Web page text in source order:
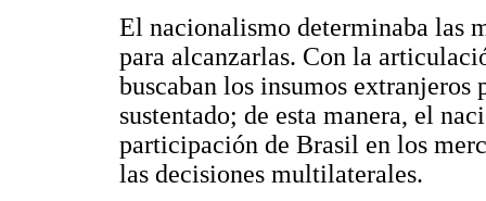
El nacionalismo determinaba las
para alcanzarlas. Con la
buscaban los insumos
sustentado; de esta manera, el
participación de Brasil en los
las decisiones multilaterales.